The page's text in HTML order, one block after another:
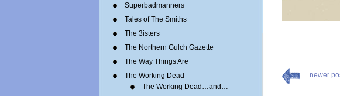
Superbadmanners
Tales of The Smiths
The 3isters
The Northern Gulch Gazette
The Way Things Are
The Working Dead
The Working Dead…and…
newer